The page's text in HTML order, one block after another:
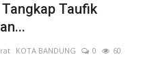
Taufik
KOTA BANDUNG 0
60